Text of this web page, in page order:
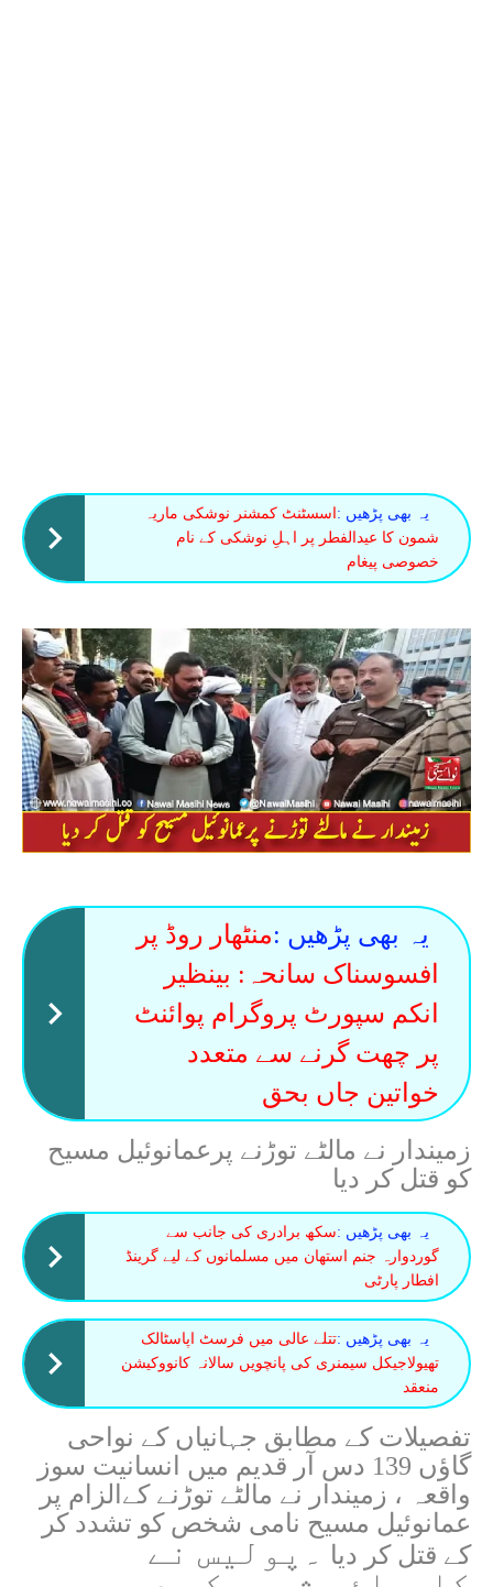
یہ بھی پڑھیں : اسسٹنٹ کمشنر نوشکی ماریہ
شمون کا عیدالفطر پر اہلِ نوشکی کے نام
خصوصی پیغام
یہ بھی پڑھیں :منٹھار روڈ پر
افسوسناک سانحہ: بینظیر
انکم سپورٹ پروگرام پوائنٹ
پر چھت گرنے سے متعدد
خواتین جاں بحق
زمیندار نے مالٹے توڑنے پرعمانوئیل مسیح
کو قتل کر دیا
یہ بھی پڑھیں :سکھ برادری کی جانب سے
گوردوارہ جنم استھان میں مسلمانوں کے لیے گرینڈ
افطار پارٹی
یہ بھی پڑھیں :تتلے عالی میں فرسٹ اپاسٹالک
تھیولاجیکل سیمنری کی پانچویں سالانہ کانووکیشن
منعقد
تفصیلات کے مطابق جہانیاں کے نواحی
گاؤں 139 دس آر قدیم میں انسانیت سوز
واقعہ ، زمیندار نے مالٹے توڑنے کےالزام پر
عمانوئیل مسیح نامی شخص کو تشدد کر
کے قتل کر دیا ۔ پولیس نے